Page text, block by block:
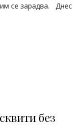
се зарадва. Днес
без